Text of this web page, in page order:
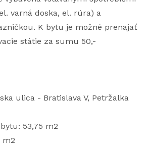
varná doska, el. rúra) a
K bytu je možné prenajať
státie za sumu 50,-
ulica - Bratislava V, Petržalka
53,75 m2
m2